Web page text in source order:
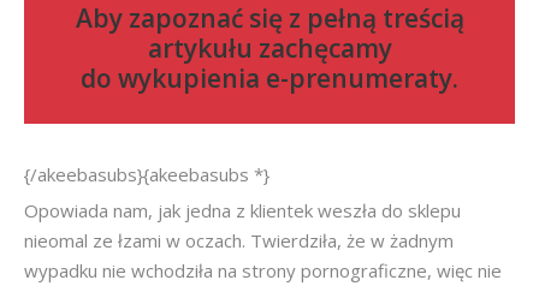
Aby zapoznać się z pełną treścią
artykułu zachęcamy
do wykupienia e-prenumeraty.
{/akeebasubs}{akeebasubs *}
Opowiada nam, jak jedna z klientek weszła do sklepu
nieomal ze łzami w oczach. Twierdziła, że w żadnym
wypadku nie wchodziła na strony pornograficzne, więc nie